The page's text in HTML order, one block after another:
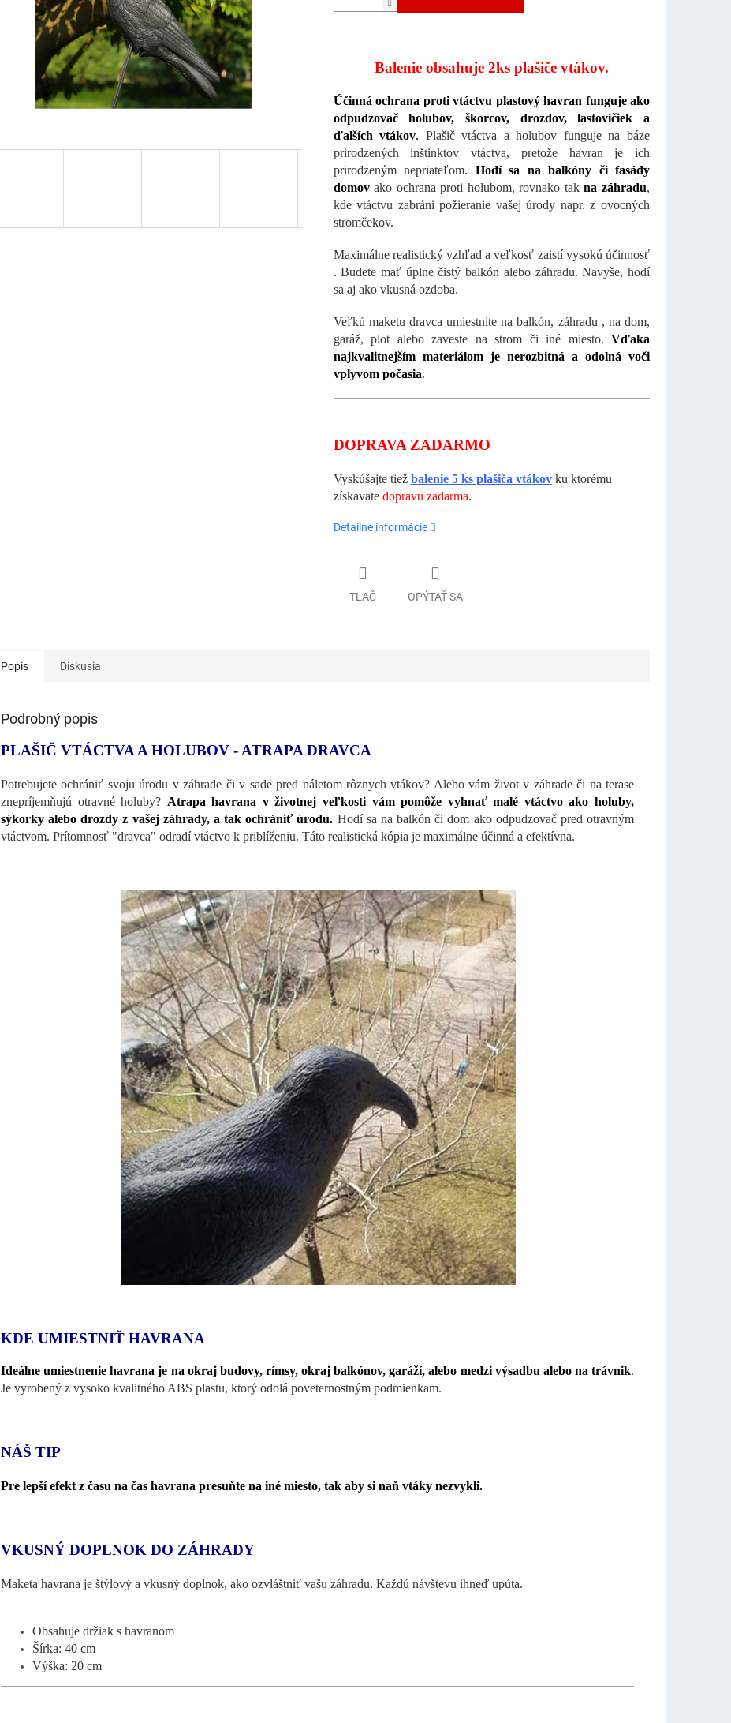
Balenie obsahuje 2ks plašiče vtákov.
Účinná ochrana proti vtáctvu plastový havran funguje ako
odpudzovač holubov, škorcov, drozdov, lastovičiek a
ďalších vtákov. Plašič vtáctva a holubov funguje na báze
prirodzených inštinktov vtáctva, pretože havran je ich
prirodzeným nepriateľom. Hodí sa na balkóny či fasády
domovako ochrana proti holubom, rovnako takna záhradu,
kde vtáctvu zabráni požieranie vašej úrody napr. z ovocných
stromčekov.
Maximálne realistický vzhľad a veľkosť zaistí vysokú účinnosť
.Budete mať úplne čistý balkón alebo záhradu. Navyše, hodí
sa aj ako vkusná ozdoba.
Veľkú maketu dravca umiestnite na balkón, záhradu , na dom,
garáž, plot alebo zaveste na strom či iné miesto. Vďaka
najkvalitnejším materiálom je nerozbitná a odolná voči
vplyvom počasia.
DOPRAVA ZADARMO
Vyskúšajte tiež balenie 5 ks plašiča vtákov ku ktorému
získavate dopravu zadarma.
Detailné informácie
TLAČ OPÝTAŤ SA
Popis Diskusia
Podrobný popis
PLAŠIČ VTÁCTVA A HOLUBOV - ATRAPA DRAVCA
Potrebujete ochrániť svoju úrodu v záhrade či v sade pred náletom rôznych vtákov? Alebo vám život v záhrade či na terase
znepríjemňujú otravné holuby? Atrapa havrana v životnej veľkosti vám pomôže vyhnať malé vtáctvo ako holuby,
sýkorky alebo drozdy z vašej záhrady, a tak ochrániť úrodu. Hodí sa na balkón či dom ako odpudzovač pred otravným
vtáctvom. Prítomnosť "dravca" odradí vtáctvo k priblíženiu. Táto realistická kópia je maximálne účinná a efektívna.
KDE UMIESTNIŤ HAVRANA
Ideálne umiestnenie havrana je na okraj budovy, rímsy, okraj balkónov, garáží, alebo medzi výsadbu alebo na trávnik.
Je vyrobený z vysoko kvalitného ABS plastu, ktorý odolá poveternostným podmienkam.
NÁŠ TIP
Pre lepší efekt z času na čas havrana presuňte na iné miesto, tak aby si naň vtáky nezvykli.
VKUSNÝ DOPLNOK DO ZÁHRADY
Maketa havrana je štýlový a vkusný doplnok, ako ozvláštniť vašu záhradu. Každú návštevu ihneď upúta.
Obsahuje držiak s havranom
Šírka: 40 cm
Výška: 20 cm